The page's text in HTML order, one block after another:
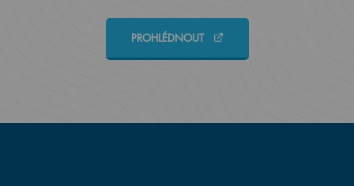
PROHLÉDNOUT